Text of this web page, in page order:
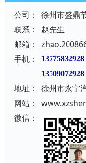
公司：
徐州市盛鼎
联系：
赵先生
邮箱：
手机：
13775832928
13509072928
地址：
徐州市永宁
网站：
微信：